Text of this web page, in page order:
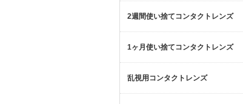
2週間使い捨てコンタクトレンズ
1ヶ月使い捨てコンタクトレンズ
乱視用コンタクトレンズ